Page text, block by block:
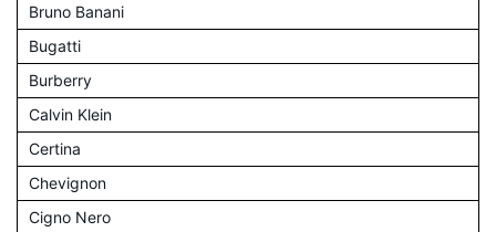
Bruno Banani
Bugatti
Burberry
Calvin Klein
Certina
Chevignon
Cigno Nero